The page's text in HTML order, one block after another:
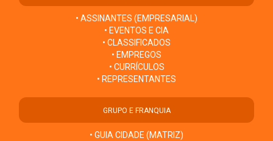
• ASSINANTES (EMPRESARIAL)
• EVENTOS E CIA
• CLASSIFICADOS
• EMPREGOS
• CURRÍCULOS
• REPRESENTANTES
GRUPO E FRANQUIA
• GUIA CIDADE (MATRIZ)